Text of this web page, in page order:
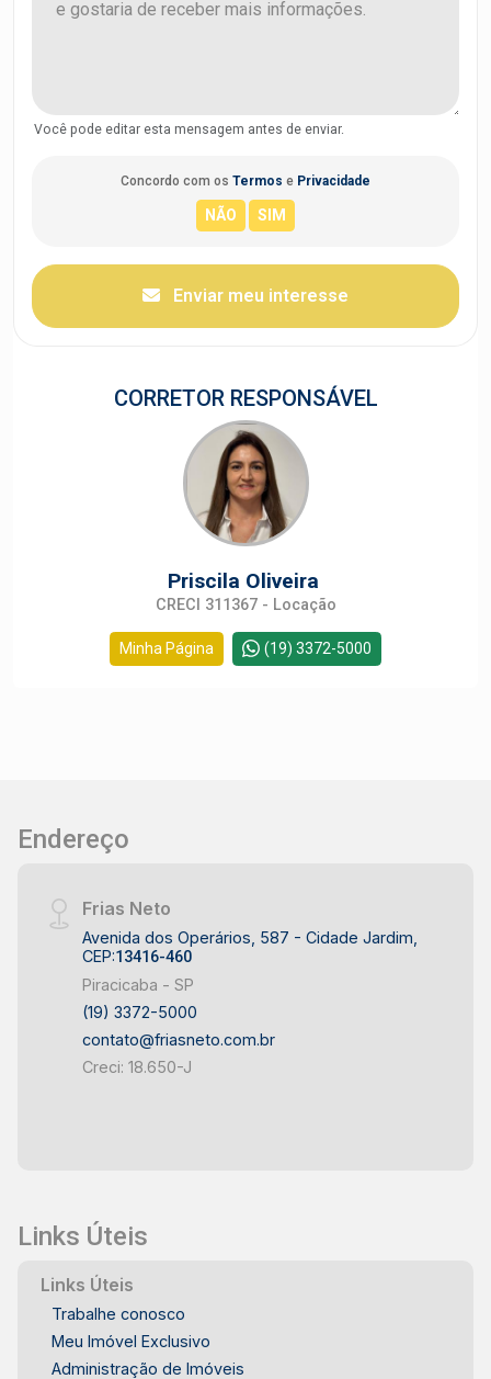
Você pode editar esta mensagem antes de enviar.
Concordo com os Termos e Privacidade
Enviar meu interesse
CORRETOR RESPONSÁVEL
Priscila Oliveira
CRECI 311367 - Locação
Minha Página (19) 3372-5000
Endereço
Frias Neto
Avenida dos Operários, 587 - Cidade Jardim,
CEP:13416-460
Piracicaba - SP
(19) 3372-5000
contato@friasneto.com.br
Creci: 18.650-J
Links Úteis
Links Úteis
Trabalhe conosco
Meu Imóvel Exclusivo
Administração de Imóveis